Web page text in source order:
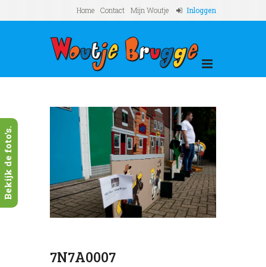
Home Contact Mijn Woutje Inloggen
7N7A0007
Bekijk de foto's.